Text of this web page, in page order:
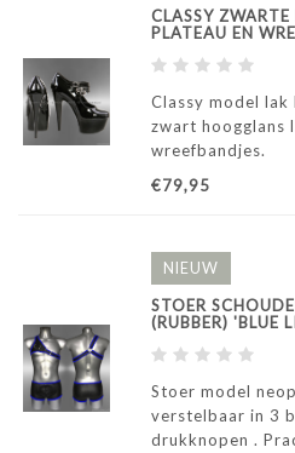
CLASSY
PLATEAU EN
Classy model lak
zwart hoogglans
wreefbandjes.
€79,95
NIEUW
STOER
(RUBBER) 'BLUE
Stoer model
verstelbaar in 3
drukknopen .